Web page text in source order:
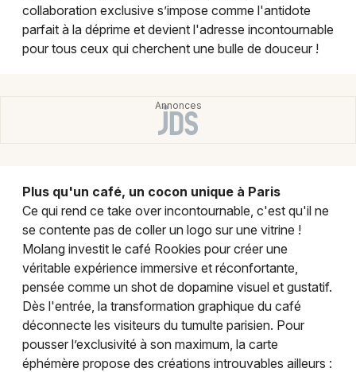
Soirées
Sorties famille
Animations commerciales en Ile de France
Newsletter des sorties
Artistes en tournée
Strasbourg
Toulouse
collaboration exclusive s’impose comme l'antidote
parfait à la déprime et devient l'adresse incontournable
pour tous ceux qui cherchent une bulle de douceur !
Plus qu'un café, un cocon unique à Paris
Ce qui rend ce take over incontournable, c'est qu'il ne
se contente pas de coller un logo sur une vitrine !
Molang investit le café Rookies pour créer une
véritable expérience immersive et réconfortante,
pensée comme un shot de dopamine visuel et gustatif.
Dès l'entrée, la transformation graphique du café
déconnecte les visiteurs du tumulte parisien. Pour
pousser l’exclusivité à son maximum, la carte
éphémère propose des créations introuvables ailleurs :